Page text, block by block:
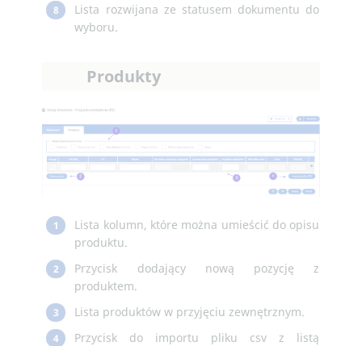
8
Lista rozwijana ze statusem dokumentu do
wyboru.
Produkty
1
Lista kolumn, które można umieścić do opisu
produktu.
2
Przycisk dodający nową pozycję z
produktem.
3 Lista produktów w przyjęciu zewnętrznym.
4
Przycisk do importu pliku csv z listą